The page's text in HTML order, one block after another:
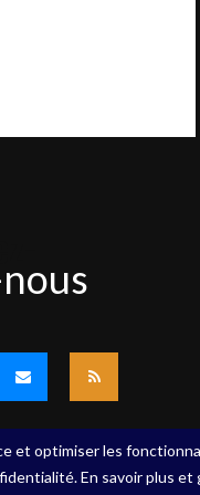
optimiser les
En savoir plus et